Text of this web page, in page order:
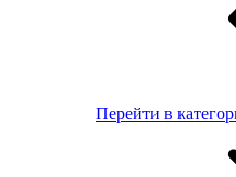
Перейти в